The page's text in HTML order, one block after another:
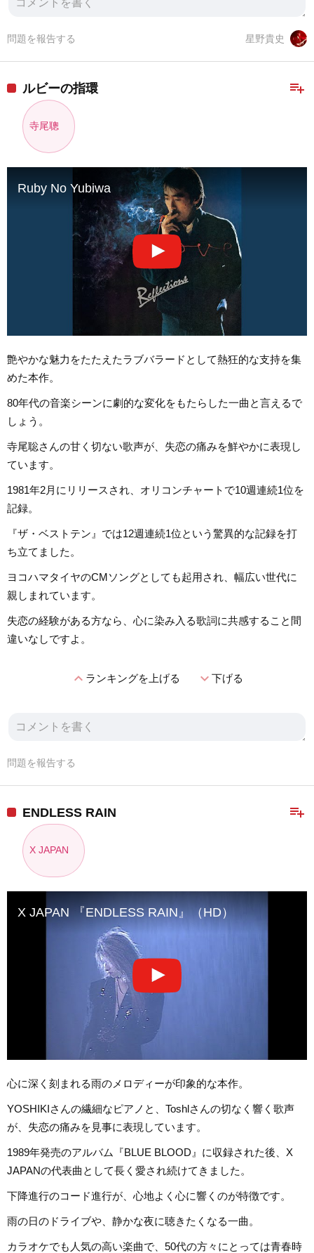
星野貴史
問題を報告する
playlist_add
ルビーの指環
寺尾聰
Ruby No Yubiwa
艶やかな魅力をたたえたラブバラードとして熱狂的な支持を集
めた本作。
80年代の音楽シーンに劇的な変化をもたらした一曲と言えるで
しょう。
寺尾聡さんの甘く切ない歌声が、失恋の痛みを鮮やかに表現し
ています。
1981年2月にリリースされ、オリコンチャートで10週連続1位を
記録。
『ザ・ベストテン』では12週連続1位という驚異的な記録を打
ち立てました。
ヨコハマタイヤのCMソングとしても起用され、幅広い世代に
親しまれています。
失恋の経験がある方なら、心に染み入る歌詞に共感すること間
違いなしですよ。
expand_lessランキングを上げる expand_more下げる
問題を報告する
playlist_add
ENDLESS RAIN
X JAPAN
X JAPAN 『ENDLESS RAIN』（HD）
心に深く刻まれる雨のメロディーが印象的な本作。
YOSHIKIさんの繊細なピアノと、Toshlさんの切なく響く歌声
が、失恋の痛みを見事に表現しています。
1989年発売のアルバム『BLUE BLOOD』に収録された後、X
JAPANの代表曲として長く愛され続けてきました。
下降進行のコード進行が、心地よく心に響くのが特徴です。
雨の日のドライブや、静かな夜に聴きたくなる一曲。
カラオケでも人気の高い楽曲で、50代の方々にとっては青春時